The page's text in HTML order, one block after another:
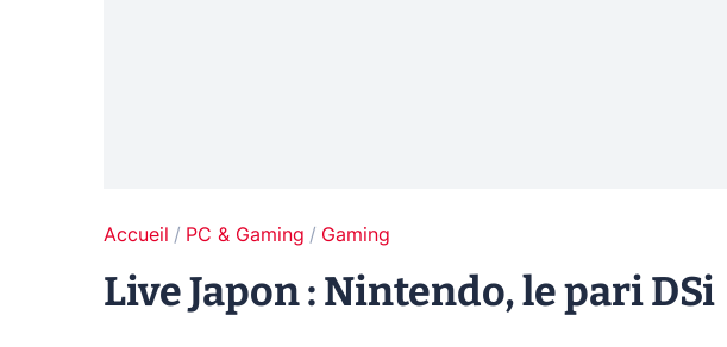
Accueil PC & Gaming Gaming
Live Japon : Nintendo, le pari DSi